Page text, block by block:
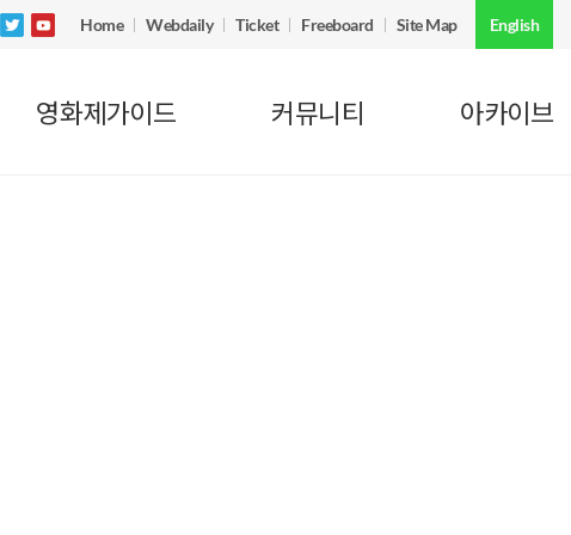
English
Home Webdaily Ticket Freeboard Site Map
영화제가이드 커뮤니티 아카이브